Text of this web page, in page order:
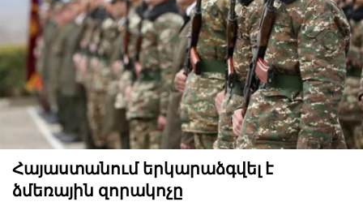
Հայաստանում երկարաձգվել է
ձմեռային զորակոչը